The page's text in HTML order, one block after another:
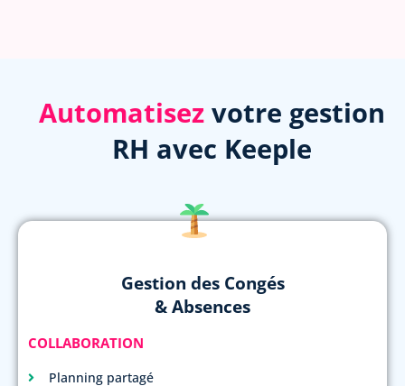
Automatisezvotre gestion
RH avec Keeple
Gestion des Congés
& Absences
COLLABORATION
Planning partagé